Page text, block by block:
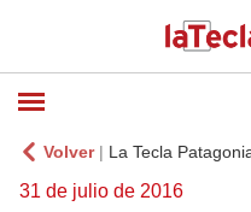
Volver| La Tecla
31 de julio de 2016